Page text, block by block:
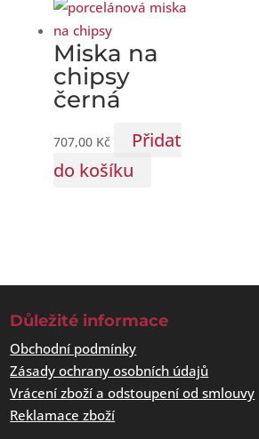
Miska na
chipsy
černá
707,00 Kč
Přidat
do košíku
Důležité informace
Obchodní podmínky
Zásady ochrany osobních údajů
Vrácení zboží a odstoupení od smlouvy
Reklamace zboží